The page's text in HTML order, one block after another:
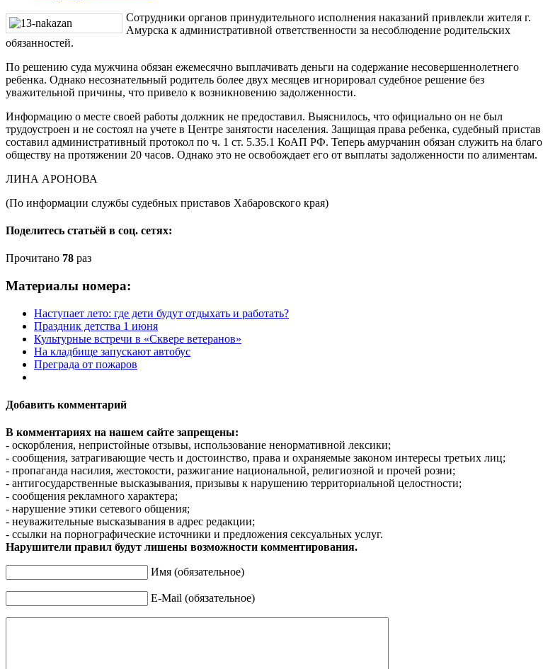
Сотрудники органов принудительного исполнения наказаний привлекли жителя г.
Амурска к административной ответственности за несоблюдение родительских
обязанностей.
По решению суда мужчина обязан ежемесячно выплачивать деньги на содержание несовершеннолетнего
ребенка. Однако несознательный родитель более двух месяцев игнорировал судебное решение без
уважительной причины, что привело к возникновению задолженности.
Информацию о месте своей работы должник не предоставил. Выяснилось, что официально он не был
трудоустроен и не состоял на учете в Центре занятости населения. Защищая права ребенка, судебный пристав
составил административный протокол по ч. 1 ст. 5.35.1 КоАП РФ. Теперь амурчанин обязан служить на благо
обществу на протяжении 20 часов. Однако это не освобождает его от выплаты задолженности по алиментам.
ЛИНА АРОНОВА
(По информации службы судебных приставов Хабаровского края)
Поделитесь статьёй в соц. сетях:
Прочитано 78 раз
Материалы номера:
Наступает лето: где дети будут отдыхать и работать?
Праздник детства 1 июня
Культурные встречи в «Сквере ветеранов»
На кладбище запускают автобус
Преграда от пожаров
Добавить комментарий
В комментариях на нашем сайте запрещены:
- оскорбления, непристойные отзывы, использование ненормативной лексики;
- сообщения, затрагивающие честь и достоинство, права и охраняемые законом интересы третьих лиц;
- пропаганда насилия, жестокости, разжигание национальной, религиозной и прочей розни;
- антигосударственные высказывания, призывы к нарушению территориальной целостности;
- сообщения рекламного характера;
- нарушение этики сетевого общения;
- неуважительные высказывания в адрес редакции;
- ссылки на порнографические источники и предложения сексуальных услуг.
Нарушители правил будут лишены возможности комментирования.
Имя (обязательное)
E-Mail (обязательное)